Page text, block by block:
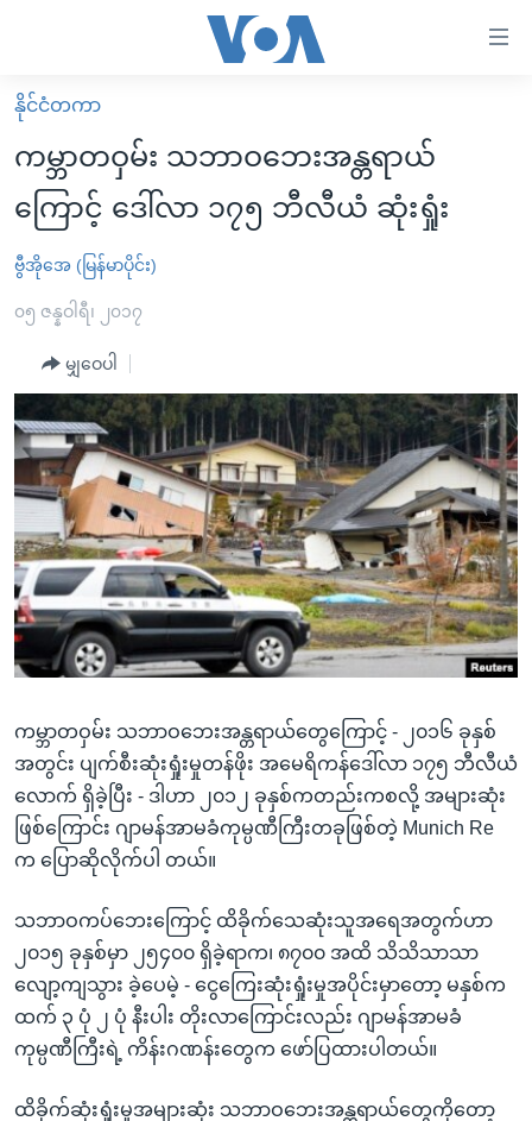
လွယ်ကူ
စေ
သည့်
Link
များ
ပင်မ
ကြည့်
ပင်မ
အ
ညွန်း
စာမျက်နှာ
သို့
ကျော်
ရန်
ရှာဖွေ
ရန်
နေရာ
သို့
ရန်
မူလစာမျက်နှာ
မြန်မာ
ကမ္ဘာ့သတင်းများ
နိုင်ငံတကာ
အမေရိကန်
အစ္စရေး-ပါလက်စတိုင်း
ဗွီဒီယို
သတင်းလွတ်လပ်ခွင့်
အင်္ဂလိပ်စာလေ့လာမယ်
အမေရိကန်သုံးအီဒီယံ
မကြေးမုံရဲ့ အင်္ဂလိပ်စာ
ရုပ်ရှင်ထဲက အင်္ဂလိပ်စာ
သုတပဒေသာ အင်္ဂလိပ်စာ
အပတ်စဉ်ကဏ္ဍများ
ရေဒီယို
တီဗွီ
ရေဒီယိုနှင့်ရုပ်သံ အချက်အလက်များ
ရေဒီယို/တီဗွီအစီအစဉ်
Learning English
ဗွီအိုအေ လူမှုကွန်ယက်များ
ဘာသာစကားများ
နိုင်ငံတကာ
ကမ္ဘာတဝှမ်း သဘာဝဘေးအန္တရာယ်
ကြောင့် ဒေါ်လာ ၁၇၅ ဘီလီယံ ဆုံးရှုံး
ဗွီအိုအေ (မြန်မာပိုင်း)
၀၅ ဇန္နဝါရီ၊ ၂၀၁၇
မျှဝေပါ
ကမ္ဘာတဝှမ်း သဘာဝဘေးအန္တရာယ်တွေကြောင့် - ၂၀၁၆ ခုနှစ်
အတွင်း ပျက်စီးဆုံးရှုံးမှုတန်ဖိုး အမေရိကန်ဒေါ်လာ ၁၇၅ ဘီလီယံ
လောက် ရှိခဲ့ပြီး - ဒါဟာ ၂၀၁၂ ခုနှစ်ကတည်းကစလို့ အများဆုံး
ဖြစ်ကြောင်း ဂျာမန်အာမခံကုမ္ပဏီကြီးတခုဖြစ်တဲ့ Munich Re
က ပြောဆိုလိုက်ပါ တယ်။
သဘာဝကပ်ဘေးကြောင့် ထိခိုက်သေဆုံးသူအရေအတွက်ဟာ
၂၀၁၅ ခုနှစ်မှာ ၂၅၄၀၀ ရှိခဲ့ရာက၊ ၈၇၀၀ အထိ သိသိသာသာ
လျော့ကျသွား ခဲ့ပေမဲ့ - ငွေကြေးဆုံးရှုံးမှုအပိုင်းမှာတော့ မနှစ်က
ထက် ၃ ပုံ ၂ ပုံ နီးပါး တိုးလာကြောင်းလည်း ဂျာမန်အာမခံ
ကုမ္ပဏီကြီးရဲ့ ကိန်းဂဏန်းတွေက ဖော်ပြထားပါတယ်။
ထိခိုက်ဆုံးရှုံးမှုအများဆုံး သဘာဝဘေးအန္တရာယ်တွေကိုတော့